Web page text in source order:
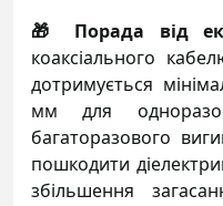
🎁 Порада від
коаксіального
дотримується
мм для
багаторазового
пошкодити
збільшення